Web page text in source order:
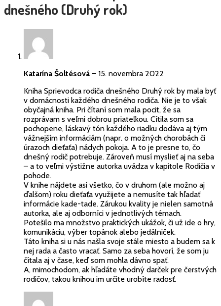
dnešného (Druhý rok)
Katarína Šoltésová – 15. novembra 2022
Kniha Sprievodca rodiča dnešného Druhý rok by mala byť
v domácnosti každého dnešného rodiča. Nie je to však
obyčajná kniha. Pri čítaní som mala pocit, že sa
rozprávam s veľmi dobrou priateľkou. Cítila som sa
pochopene, láskavý tón každého riadku dodáva aj tým
vážnejším informáciám (napr. o možných chorobách či
úrazoch dieťaťa) nádych pokoja. A to je presne to, čo
dnešný rodič potrebuje. Zároveň musí myslieť aj na seba
– a to veľmi výstižne autorka uvádza v kapitole Rodičia v
pohode.
V knihe nájdete asi všetko, čo v druhom (ale možno aj
ďalšom) roku dieťaťa využijete a nemusíte tak hľadať
informácie kade-tade. Zárukou kvality je nielen samotná
autorka, ale aj odborníci v jednotlivých témach.
Potešilo ma množstvo praktických ukážok, či už ide o hry,
komunikáciu, výber topánok alebo jedálniček.
Táto kniha si u nás našla svoje stále miesto a budem sa k
nej rada a často vracať. Samo za seba hovorí, že som ju
čítala aj v čase, keď som mohla dávno spať.
A, mimochodom, ak hľadáte vhodný darček pre čerstvých
rodičov, takou knihou im určite urobíte radosť.